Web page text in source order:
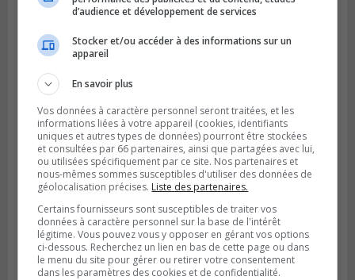
SAINT-HUBERT
Longueuil injecte 1,5 M$ pour moderniser
deux stations de pompage
d’audience et développement de services
Stocker et/ou accéder à des informations sur un
appareil
En savoir plus
Vos données à caractère personnel seront traitées, et les
informations liées à votre appareil (cookies, identifiants
uniques et autres types de données) pourront être stockées
et consultées par 66 partenaires, ainsi que partagées avec lui,
ou utilisées spécifiquement par ce site. Nos partenaires et
nous-mêmes sommes susceptibles d'utiliser des données de
géolocalisation précises. Liste des partenaires.
Certains fournisseurs sont susceptibles de traiter vos
données à caractère personnel sur la base de l'intérêt
légitime. Vous pouvez vous y opposer en gérant vos options
ci-dessous. Recherchez un lien en bas de cette page ou dans
le menu du site pour gérer ou retirer votre consentement
dans les paramètres des cookies et de confidentialité.